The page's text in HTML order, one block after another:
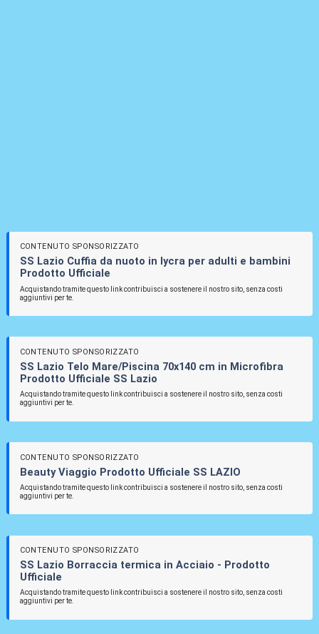
CONTENUTO SPONSORIZZATO
SS Lazio Cuffia da nuoto in lycra per adulti e bambini
Prodotto Ufficiale
Acquistando tramite questo link contribuisci a sostenere il nostro sito, senza costi
aggiuntivi per te.
CONTENUTO SPONSORIZZATO
SS Lazio Telo Mare/Piscina 70x140 cm in Microfibra
Prodotto Ufficiale SS Lazio
Acquistando tramite questo link contribuisci a sostenere il nostro sito, senza costi
aggiuntivi per te.
CONTENUTO SPONSORIZZATO
Beauty Viaggio Prodotto Ufficiale SS LAZIO
Acquistando tramite questo link contribuisci a sostenere il nostro sito, senza costi
aggiuntivi per te.
CONTENUTO SPONSORIZZATO
SS Lazio Borraccia termica in Acciaio - Prodotto
Ufficiale
Acquistando tramite questo link contribuisci a sostenere il nostro sito, senza costi
aggiuntivi per te.